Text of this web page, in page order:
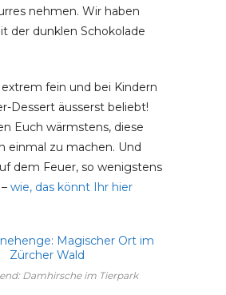
nehmen. Wir haben
der dunklen Schokolade
extrem fein und bei Kindern
Dessert äusserst beliebt!
Euch wärmstens, diese
einmal zu machen. Und
dem Feuer, so wenigstens
wie, das könnt Ihr hier
Damhirsche im Tierpark